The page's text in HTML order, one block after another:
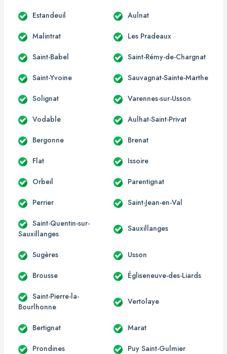
Estandeuil Aulnat
Malintrat Les Pradeaux
Saint-Babel Saint-Rémy-de-Chargnat
Saint-Yvoine Sauvagnat-Sainte-Marthe
Solignat Varennes-sur-Usson
Vodable Aulhat-Saint-Privat
Bergonne Brenat
Flat Issoire
Orbeil Parentignat
Perrier Saint-Jean-en-Val
Saint-Quentin-sur-
Sauxillanges
Sauxillanges
Sugères Usson
Brousse Égliseneuve-des-Liards
Saint-Pierre-la-
Bourlhonne
Vertolaye
Bertignat Marat
Prondines Puy Saint-Gulmier